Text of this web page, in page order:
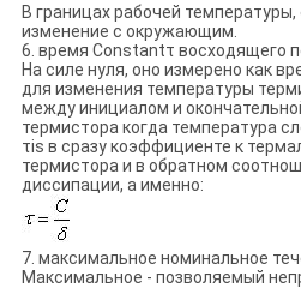
В границах рабочей
изменение с окружающим.
6. время Constantτ восходящего
На силе нуля, оно измерено как
для изменения температуры
между инициалом и
термистора когда температура
τis в сразу коэффициенте к
термистора и в обратном
диссипации, а именно:
7. максимальное номинальное
Максимальное - позволяемый